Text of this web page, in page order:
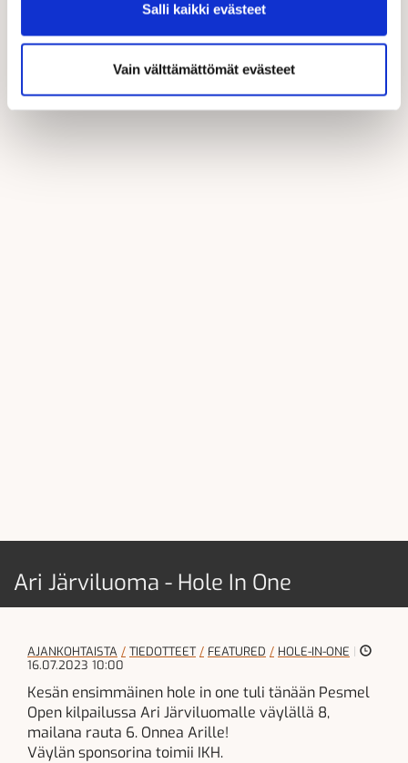
Salli kaikki evästeet
Vain välttämättömät evästeet
Ari Järviluoma - Hole In One
AJANKOHTAISTA TIEDOTTEET FEATURED HOLE-IN-ONE |
16.07.2023 10:00
Kesän ensimmäinen hole in one tuli tänään Pesmel
Open kilpailussa Ari Järviluomalle väylällä 8,
mailana rauta 6. Onnea Arille!
Väylän sponsorina toimii IKH.